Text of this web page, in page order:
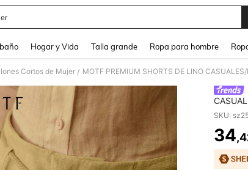
Hogar y Vida Talla grande Ropa para hombre
Cortos de Mujer / MOTF PREMIUM SHORTS DE LINO
SKU:
34